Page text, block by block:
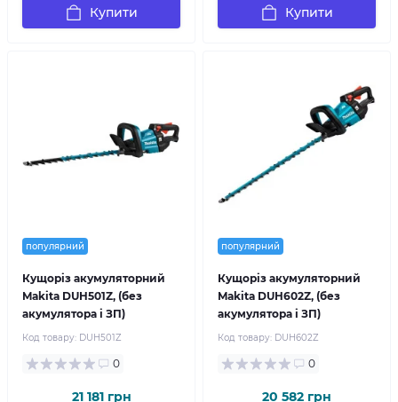
Купити Купити
популярний
Кущоріз акумуляторний
Makita DUH501Z, (без
акумулятора і ЗП)
Код товару: DUH501Z
0
21 181 грн
популярний
Кущоріз акумуляторний
Makita DUH602Z, (без
акумулятора і ЗП)
Код товару: DUH602Z
0
20 582 грн